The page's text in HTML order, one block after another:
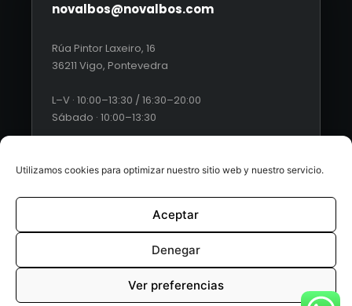
Utilizamos cookies para optimizar nuestro sitio web y nuestro servicio.
Aceptar
Denegar
Ver preferencias
novalbos@novalbos.com
Rúa Pintor Laxeiro, 16
36211 Vigo, Pontevedra
L–V · 10:00–13:30 / 16:30–20:00
Sábado · 10:00–13:30
© 2026 Novalbos. Todos los derechos reservados. |
web by Esquío
Aviso Legal|Política de Privacidad|Condiciones generales
Políticas de cookies